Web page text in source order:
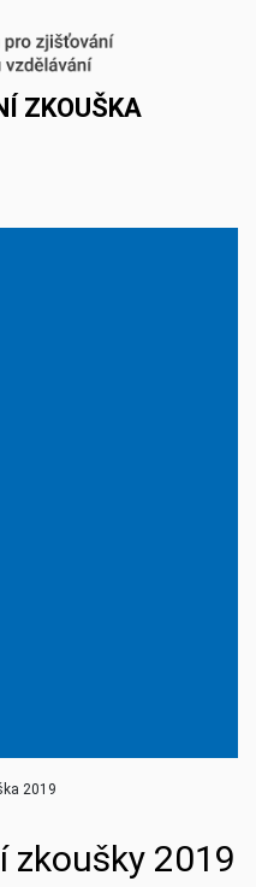
ZKOUŠKA
2019
2019